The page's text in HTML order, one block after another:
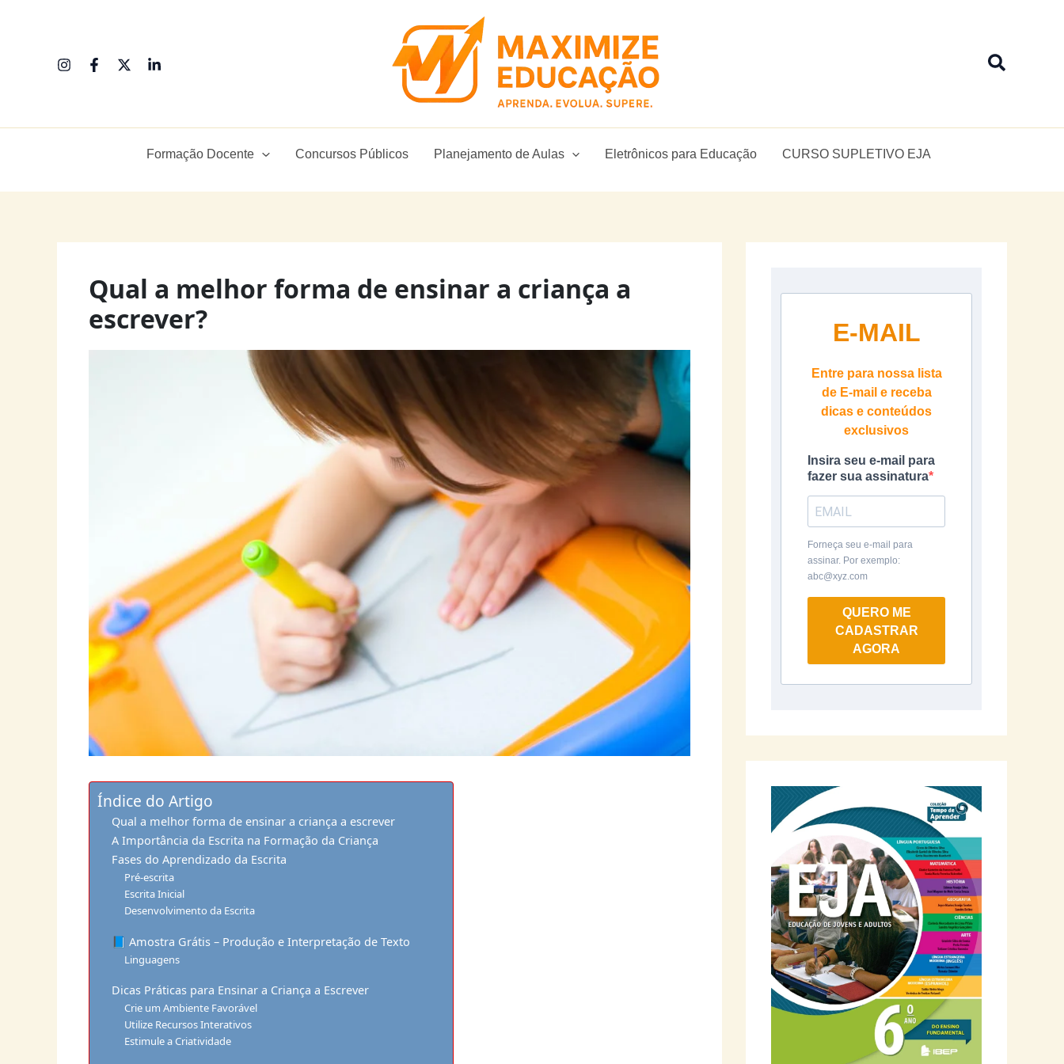
Formação Docente Concursos Públicos Planejamento de Aulas Eletrônicos para Educação CURSO SUPLETIVO EJA
Qual a melhor forma de ensinar a criança a
escrever?
Índice do Artigo
Qual a melhor forma de ensinar a criança a escrever
A Importância da Escrita na Formação da Criança
Fases do Aprendizado da Escrita
Pré-escrita
Escrita Inicial
Desenvolvimento da Escrita
📘 Amostra Grátis – Produção e Interpretação de Texto
Linguagens
Dicas Práticas para Ensinar a Criança a Escrever
Crie um Ambiente Favorável
Utilize Recursos Interativos
Estimule a Criatividade
E-MAIL
Entre para nossa lista
de E-mail e receba
dicas e conteúdos
exclusivos
Insira seu e-mail para
fazer sua assinatura
Forneça seu e-mail para
assinar. Por exemplo:
abc@xyz.com
QUERO ME
CADASTRAR
AGORA